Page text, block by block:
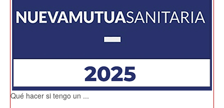
Qué hacer si tengo un ...